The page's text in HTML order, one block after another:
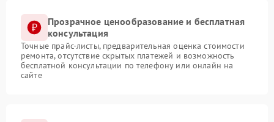
Прозрачное ценообразование и бесплатная
консультация
Точные прайс-листы, предварительная оценка стоимости
ремонта, отсутствие скрытых платежей и возможность
бесплатной консультации по телефону или онлайн на
сайте